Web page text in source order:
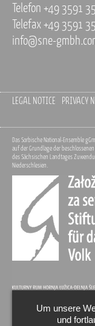
Telefon +49 3591
Telefax +49 3591
info@sne-
LEGAL NOTICE PRIVACY
Das Sorbische National-Ensemble
auf der Grundlage der
des Sächsischen Landtages
Niederschlesien.
Um unsere
und